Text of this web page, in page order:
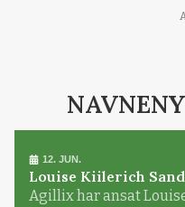
12. JUN.
Louise Kiilerich Sand
Agillix har ansat